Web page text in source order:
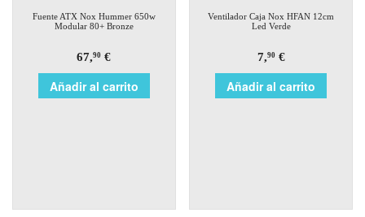
Fuente ATX Nox Hummer 650w
Modular 80+ Bronze
67,90 €
Añadir al carrito
Ventilador Caja Nox HFAN 12cm
Led Verde
7,90€
Añadir al carrito